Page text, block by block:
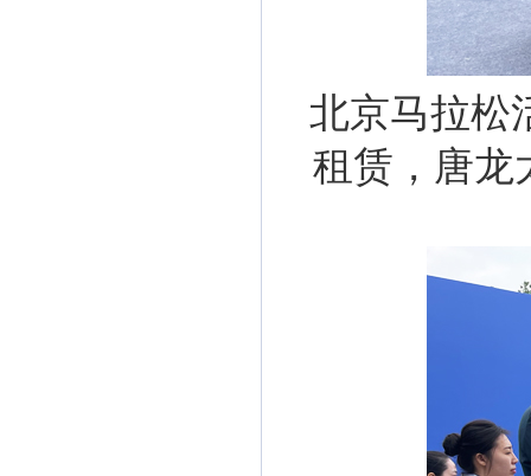
北京马拉松
租赁，唐龙